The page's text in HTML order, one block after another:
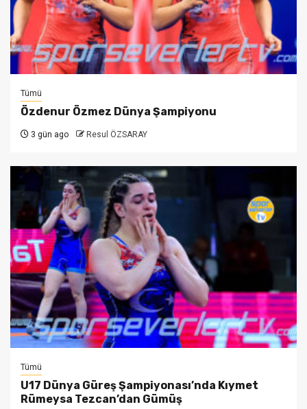
Tümü
Özdenur Özmez Dünya Şampiyonu
3 gün ago Resul ÖZSARAY
Tümü
U17 Dünya Güreş Şampiyonası’nda Kıymet
Rümeysa Tezcan’dan Gümüş